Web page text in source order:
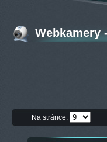
Webkamery
Na stránce: